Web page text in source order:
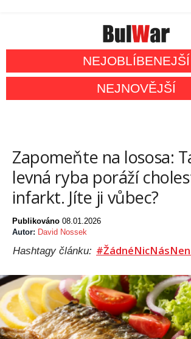
NEJOBLÍBENEJŠÍ
NEJNOVĚJŠÍ
Zapomeňte na lososa:
levná ryba poráží
infarkt. Jíte ji vůbec?
Publikováno 08.01.2026
Autor: David Nossek
Hashtagy článku: